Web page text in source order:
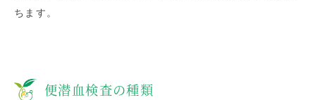
ちます。
便潜血検査の種類